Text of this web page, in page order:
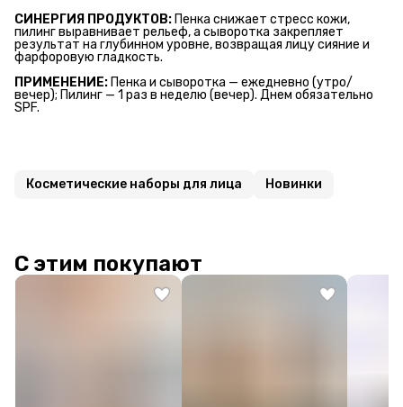
СИНЕРГИЯ ПРОДУКТОВ: Пенка снижает стресс кожи,
пилинг выравнивает рельеф, а сыворотка закрепляет
результат на глубинном уровне, возвращая лицу сияние и
фарфоровую гладкость.
ПРИМЕНЕНИЕ: Пенка и сыворотка — ежедневно (утро/
вечер); Пилинг — 1 раз в неделю (вечер). Днем обязательно
SPF.
Косметические наборы для лица Новинки
С этим покупают